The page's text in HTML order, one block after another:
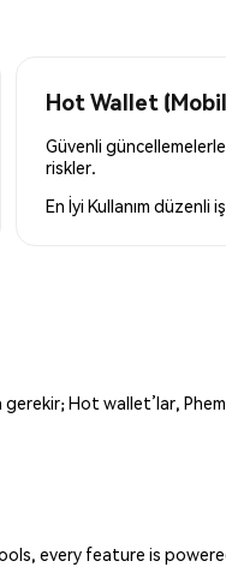
Hot Wallet
Güvenli
riskler.
En İyi Kullanım düzenli
gerekir; Hot wallet’lar,
every feature is